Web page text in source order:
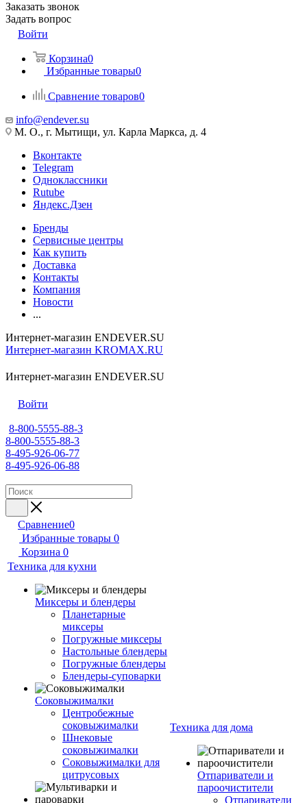
Заказать звонок
Задать вопрос
Войти
Корзина0
Избранные товары0
Сравнение товаров0
info@endever.su
М. О., г. Мытищи, ул. Карла Маркса, д. 4
Вконтакте
Telegram
Одноклассники
Rutube
Яндекс.Дзен
Бренды
Сервисные центры
Как купить
Доставка
Контакты
Компания
Новости
...
Интернет-магазин ENDEVER.SU
Интернет-магазин KROMAX.RU
Интернет-магазин ENDEVER.SU
Войти
8-800-5555-88-3
8-800-5555-88-3
8-495-926-06-77
8-495-926-06-88
Сравнение0
Избранные товары 0
Корзина 0
Техника для кухни
Миксеры и блендеры
Планетарные
миксеры
Погружные миксеры
Настольные блендеры
Погружные блендеры
Блендеры-суповарки
Соковыжималки
Центробежные
соковыжималки
Шнековые
соковыжималки
Соковыжималки для
цитрусовых
Техника для дома
Отпариватели и
пароочистители
Отпариватели